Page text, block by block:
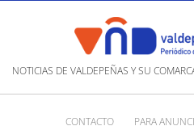
NOTICIAS DE VALDEPEÑAS Y SU
CONTACTO PARA